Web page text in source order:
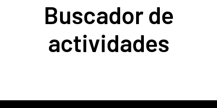
Buscador de
actividades